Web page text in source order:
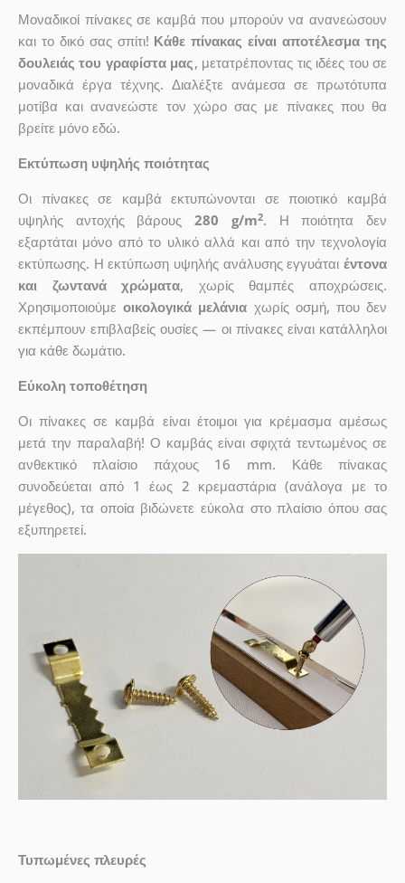
Μοναδικοί πίνακες σε καμβά που μπορούν να ανανεώσουν
και το δικό σας σπίτι! Κάθε πίνακας είναι αποτέλεσμα της
δουλειάς του γραφίστα μας, μετατρέποντας τις ιδέες του σε
μοναδικά έργα τέχνης. Διαλέξτε ανάμεσα σε πρωτότυπα
μοτίβα και ανανεώστε τον χώρο σας με πίνακες που θα
βρείτε μόνο εδώ.
Εκτύπωση υψηλής ποιότητας
Οι πίνακες σε καμβά εκτυπώνονται σε ποιοτικό καμβά
υψηλής αντοχής βάρους280 g/m2. Η ποιότητα δεν
εξαρτάται μόνο από το υλικό αλλά και από την τεχνολογία
εκτύπωσης. Η εκτύπωση υψηλής ανάλυσης εγγυάταιέντονα
και ζωντανά χρώματα, χωρίς θαμπές αποχρώσεις.
Χρησιμοποιούμεοικολογικά μελάνια χωρίς οσμή, που δεν
εκπέμπουν επιβλαβείς ουσίες — οι πίνακες είναι κατάλληλοι
για κάθε δωμάτιο.
Εύκολη τοποθέτηση
Οι πίνακες σε καμβά είναι έτοιμοι για κρέμασμα αμέσως
μετά την παραλαβή! Ο καμβάς είναι σφιχτά τεντωμένος σε
ανθεκτικό πλαίσιο πάχους 16 mm. Κάθε πίνακας
συνοδεύεται από 1 έως 2 κρεμαστάρια (ανάλογα με το
μέγεθος), τα οποία βιδώνετε εύκολα στο πλαίσιο όπου σας
εξυπηρετεί.
Τυπωμένες πλευρές